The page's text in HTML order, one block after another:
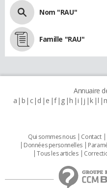
Nom "RAU"
Famille "RAU"
Annuaire
a b c d e f g h i j k l
Qui sommes nous Contact
Données personnelles
Tous les articles